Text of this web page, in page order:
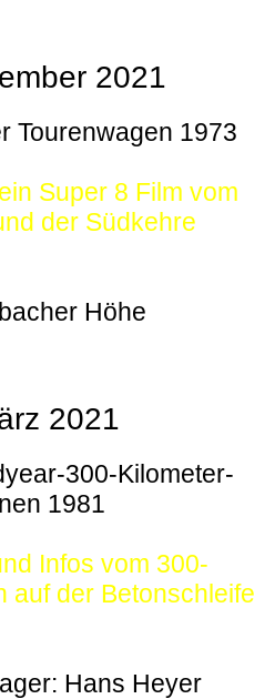
2021
Tourenwagen 1973
Super 8 Film vom
der Südkehre
Höhe
2021
300-Kilometer-
1981
Infos vom 300-
auf der Betonschleife
Hans Heyer